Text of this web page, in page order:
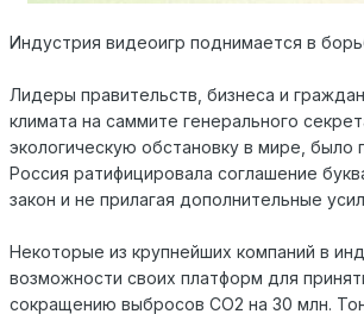
Индустрия видеоигр поднимается в
Лидеры правительств, бизнеса и
климата на саммите генерального
экологическую обстановку в мире, было
Россия ратифицировала соглашение
закон и не прилагая дополнительные
Некоторые из крупнейших компаний в
возможности своих платформ для
сокращению выбросов CO2 на 30 млн.